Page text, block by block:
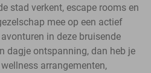
stad verkent, escape rooms en
mee op een actief
in deze bruisende
dagje ontspanning, dan heb je
arrangementen,